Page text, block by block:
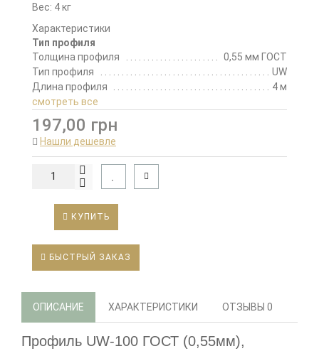
Вес: 4 кг
Характеристики
Тип профиля
Толщина профиля
0,55 мм ГОСТ
Тип профиля
UW
Длина профиля
4 м
смотреть все
197,00 грн
Нашли дешевле
КУПИТЬ
БЫСТРЫЙ ЗАКАЗ
ОПИСАНИЕ ХАРАКТЕРИСТИКИ ОТЗЫВЫ 0
Профиль UW-100 ГОСТ (0,55мм),